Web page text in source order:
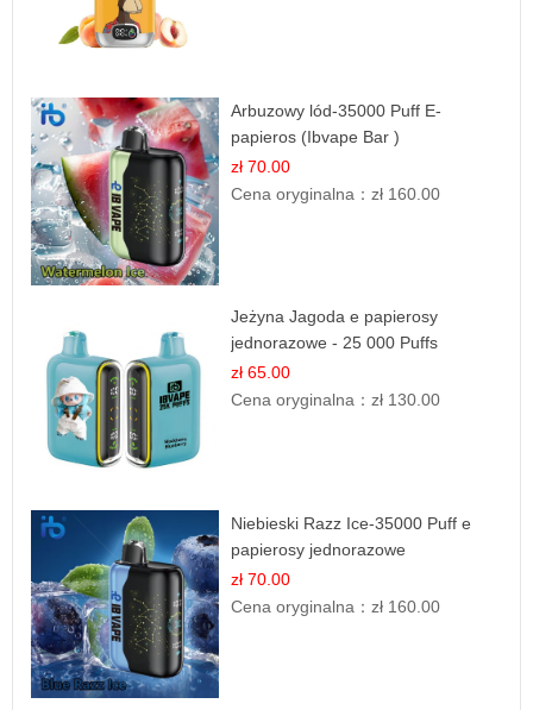
Arbuzowy lód-35000 Puff E-
papieros (Ibvape Bar )
zł 70.00
Cena oryginalna：zł 160.00
Jeżyna Jagoda e papierosy
jednorazowe - 25 000 Puffs
zł 65.00
Cena oryginalna：zł 130.00
Niebieski Razz Ice-35000 Puff e
papierosy jednorazowe
zł 70.00
Cena oryginalna：zł 160.00